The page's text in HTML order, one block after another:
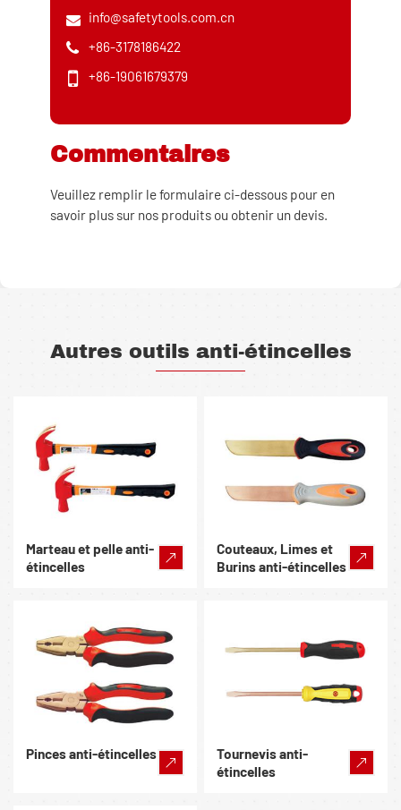
info@safetytools.com.cn
+86-3178186422
+86-19061679379
Commentaires
Veuillez remplir le formulaire ci-dessous pour en
savoir plus sur nos produits ou obtenir un devis.
Autres outils anti-étincelles
Marteau et pelle anti-
étincelles
Couteaux, Limes et
Burins anti-étincelles
Pinces anti-étincelles
Tournevis anti-
étincelles